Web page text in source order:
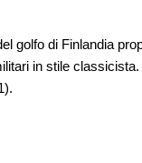
golfo di Finlandia
in stile
Mario